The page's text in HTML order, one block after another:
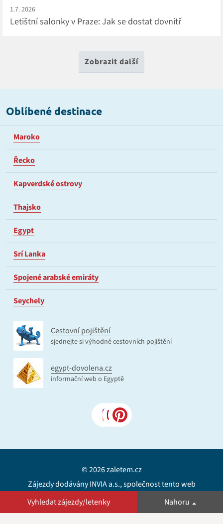
1.7. 2026
Letištní salonky v Praze: Jak se dostat dovnitř
Zobrazit další
Vyhledat zájezdy/letenky Nahoru
Oblíbené destinace
Maroko
Řecko
Kapverdské ostrovy
Thajsko
Egypt
Srí Lanka
Spojené arabské emiráty
Seychely
Cestovní pojištění
sjednejte si výhodné cestovních pojištění
egypt-dovolena.cz
informační web o Egyptě
© 2026 zaletem.cz
Zájezdy dodávány INVIA a.s., společnost tento web
neprovozuje.
Mapa webu
Kontakt
Podmínky cookies